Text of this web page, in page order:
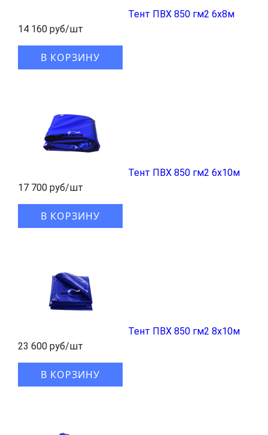
Тент ПВХ 850 гм2 6x8м
14 160 руб/шт
В КОРЗИНУ
Тент ПВХ 850 гм2 6x10м
17 700 руб/шт
В КОРЗИНУ
Тент ПВХ 850 гм2 8x10м
23 600 руб/шт
В КОРЗИНУ